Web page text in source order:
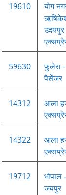
19610
योग
उदयपुर
59630
फुलेरा
पैसेंजर
14312
आला
14322
आला
19712
भोपाल -
जयपुर